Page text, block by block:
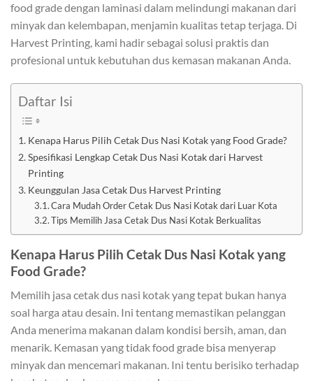
food grade dengan laminasi dalam melindungi makanan dari
minyak dan kelembapan, menjamin kualitas tetap terjaga. Di
Harvest Printing, kami hadir sebagai solusi praktis dan
profesional untuk kebutuhan dus kemasan makanan Anda.
Daftar Isi
Kenapa Harus Pilih Cetak Dus Nasi Kotak yang Food Grade?
Spesifikasi Lengkap Cetak Dus Nasi Kotak dari Harvest
Printing
Keunggulan Jasa Cetak Dus Harvest Printing
Cara Mudah Order Cetak Dus Nasi Kotak dari Luar Kota
Tips Memilih Jasa Cetak Dus Nasi Kotak Berkualitas
Kenapa Harus Pilih Cetak Dus Nasi Kotak yang
Food Grade?
Memilih jasa cetak dus nasi kotak yang tepat bukan hanya
soal harga atau desain. Ini tentang memastikan pelanggan
Anda menerima makanan dalam kondisi bersih, aman, dan
menarik. Kemasan yang tidak food grade bisa menyerap
minyak dan mencemari makanan. Ini tentu berisiko terhadap